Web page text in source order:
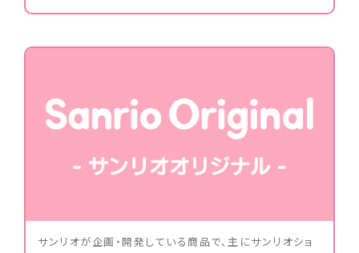
サンリオが企画・開発している商品で、主にサンリオショ